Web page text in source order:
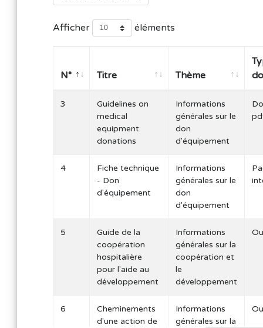
Afficher éléments
N° Titre Thème
Titre Thème
3
Guidelines on
medical
equipment
donations
Informations
générales sur le
don
d'équipement
4
Fiche technique
- Don
d'équipement
Informations
générales sur le
don
d'équipement
5
Guide de la
coopération
hospitalière
pour l'aide au
développement
Informations
générales sur la
coopération et
le
développement
6
Cheminements
d'une action de
Informations
générales sur la